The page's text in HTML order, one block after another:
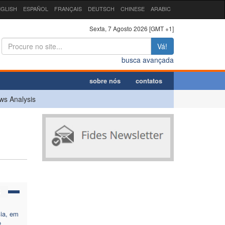
ESPAÑOL FRANÇAIS DEUTSCH CHINESE ARABIC
Sexta, 7 Agosto 2026 [GMT +1]
Vá!
busca avançada
sobre nós contatos
Analysis
em